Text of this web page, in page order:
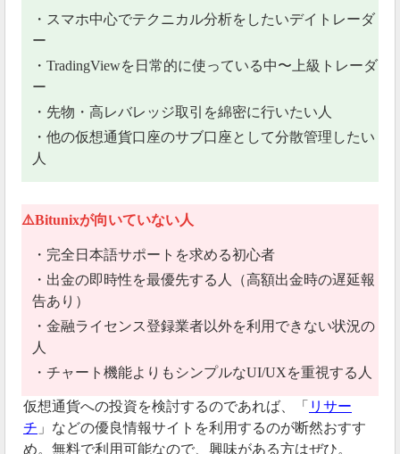
・スマホ中心でテクニカル分析をしたいデイトレーダ
ー
・TradingViewを日常的に使っている中〜上級トレーダ
ー
・先物・高レバレッジ取引を綿密に行いたい人
・他の仮想通貨口座のサブ口座として分散管理したい
人
⚠️Bitunixが向いていない人
・完全日本語サポートを求める初心者
・出金の即時性を最優先する人（高額出金時の遅延報
告あり）
・金融ライセンス登録業者以外を利用できない状況の
人
・チャート機能よりもシンプルなUI/UXを重視する人
仮想通貨への投資を検討するのであれば、「 リサー
チ 」などの優良情報サイトを利用するのが断然おすす
め。無料で利用可能なので、興味がある方はぜひ。